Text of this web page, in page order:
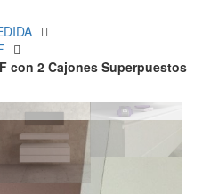
con 2 Cajones Superpuestos